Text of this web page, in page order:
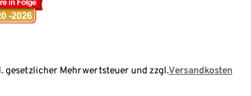
gesetzlicher Mehrwertsteuer und zzgl.Versandkosten